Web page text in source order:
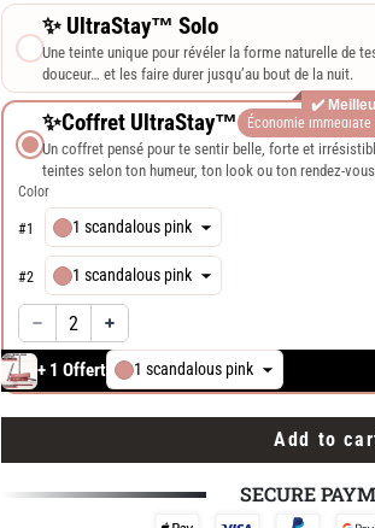
✨ UltraStay™ Solo
Une teinte unique pour révéler la forme naturelle de
douceur… et les faire durer jusqu’au bout de la nuit.
✔️
✨Coffret UltraStay™ Économie immédiate
Un coffret pensé pour te sentir belle, forte et
teintes selon ton humeur, ton look ou ton rendez-
Color
#1 1 scandalous pink
#2 1 scandalous pink
+ 1 Offert 1 scandalous pink
Add to
SECURE